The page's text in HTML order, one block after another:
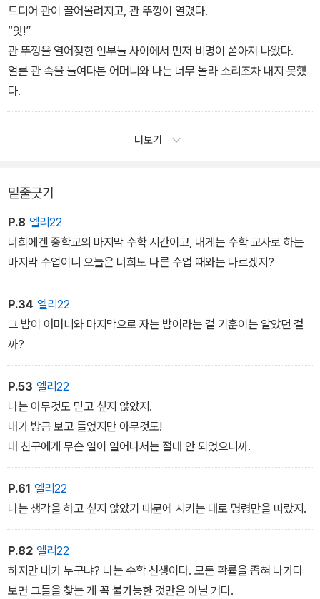
군인들은 그 말에는 아랑곳하지 않은 채 다짜고짜 소리쳤다.
“너, 자전거 타고 다니면서 데모꾼들 연락해 주는 거지? 너, 연락병이
지?”
드디어 관이 끌어올려지고, 관 뚜껑이 열렸다.
“앗!”
관 뚜껑을 열어젖힌 인부들 사이에서 먼저 비명이 쏟아져 나왔다.
얼른 관 속을 들여다본 어머니와 나는 너무 놀라 소리조차 내지 못했
다.
더보기
밑줄긋기
P.8 엘리22
너희에겐 중학교의 마지막 수학 시간이고, 내게는 수학 교사로 하는
마지막 수업이니 오늘은 너희도 다른 수업 때와는 다르겠지?
P.34 엘리22
그 밤이 어머니와 마지막으로 자는 밤이라는 걸 기훈이는 알았던 걸
까?
P.53 엘리22
나는 아무것도 믿고 싶지 않았지.
내가 방금 보고 들었지만 아무것도!
내 친구에게 무슨 일이 일어나서는 절대 안 되었으니까.
P.61 엘리22
나는 생각을 하고 싶지 않았기 때문에 시키는 대로 명령만을 따랐지.
P.82 엘리22
하지만 내가 누구냐? 나는 수학 선생이다. 모든 확률을 좁혀 나가다
보면 그들을 찾는 게 꼭 불가능한 것만은 아닐 거다.